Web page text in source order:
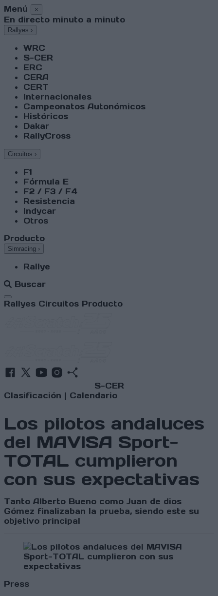
Menú ×
En directo minuto a minuto
Rallyes ›
WRC
S-CER
ERC
CERA
CERT
Internacionales
Campeonatos Autonómicos
Históricos
Dakar
RallyCross
Circuitos ›
F1
Fórmula E
F2 / F3 / F4
Resistencia
Indycar
Otros
Producto
Simracing ›
Rallye
Buscar
Abrir menú
Rallyes Circuitos Producto
S-CER
Clasificación | Calendario
Los pilotos andaluces
del MAVISA Sport-
TOTAL cumplieron
con sus expectativas
Tanto Alberto Bueno como Juan de dios
Gómez finalizaban la prueba, siendo este su
objetivo principal
Press